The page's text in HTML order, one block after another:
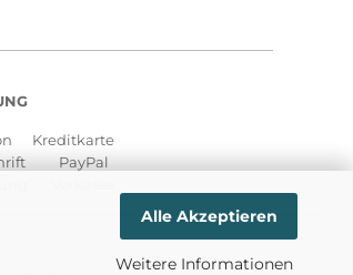
Alle Akzeptieren
Weitere Informationen
Kreditkarte
PayPal